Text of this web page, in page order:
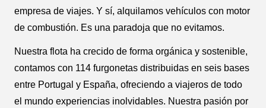
empresa de viajes. Y sí, alquilamos vehículos con motor
de combustión. Es una paradoja que no evitamos.
Nuestra flota ha crecido de forma orgánica y sostenible,
contamos con 114 furgonetas distribuidas en seis bases
entre Portugal y España, ofreciendo a viajeros de todo
el mundo experiencias inolvidables. Nuestra pasión por